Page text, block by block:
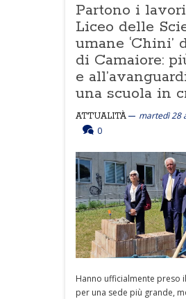
Partono i
Liceo delle
umane ‘Chini’
di Camaiore:
e
una scuola in
ATTUALITÀ
martedì 28
0
Hanno ufficialmente preso
per una sede più grande,